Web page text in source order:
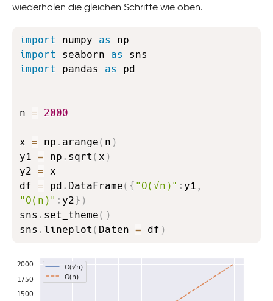
wiederholen die gleichen Schritte wie oben.
import numpy as
import
seaborn as
import
pandas as pd
n = 2000
x = np . arange( n )
y1 = np . sqrt ( x )
y2 = x
df = pd . DataFrame( { "O(√n)" : y1 ,
"O(n)" : y2} )
sns . set_theme( )
sns . lineplot ( Daten = df )